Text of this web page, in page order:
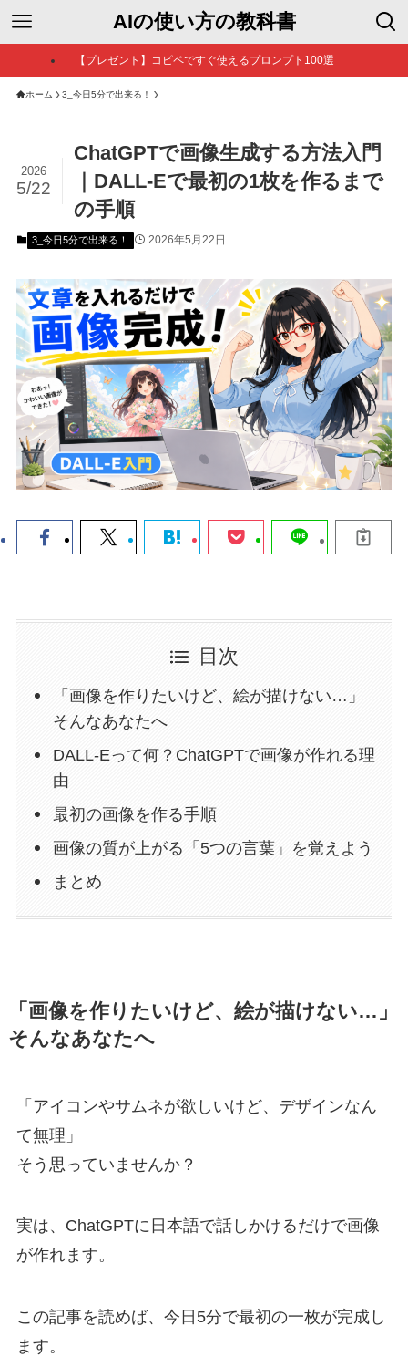
AIの使い方の教科書
【プレゼント】コピペですぐ使えるプロンプト100選
ホーム 3_今日5分で出来る！
ChatGPTで画像生成する方法入門
｜DALL-Eで最初の1枚を作るまで
の手順
2026
5/22
3_今日5分で出来る！ 2026年5月22日
目次
「画像を作りたいけど、絵が描けない…」
そんなあなたへ
DALL-Eって何？ChatGPTで画像が作れる理
由
最初の画像を作る手順
画像の質が上がる「5つの言葉」を覚えよう
まとめ
「画像を作りたいけど、絵が描けない…」
そんなあなたへ
「アイコンやサムネが欲しいけど、デザインなん
て無理」
そう思っていませんか？
実は、ChatGPTに日本語で話しかけるだけで画像
が作れます。
この記事を読めば、今日5分で最初の一枚が完成し
ます。